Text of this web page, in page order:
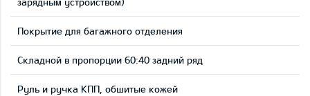
Покрытие для багажного отделения
Складной в пропорции 60:40 задний ряд
Руль и ручка КПП, обшитые кожей